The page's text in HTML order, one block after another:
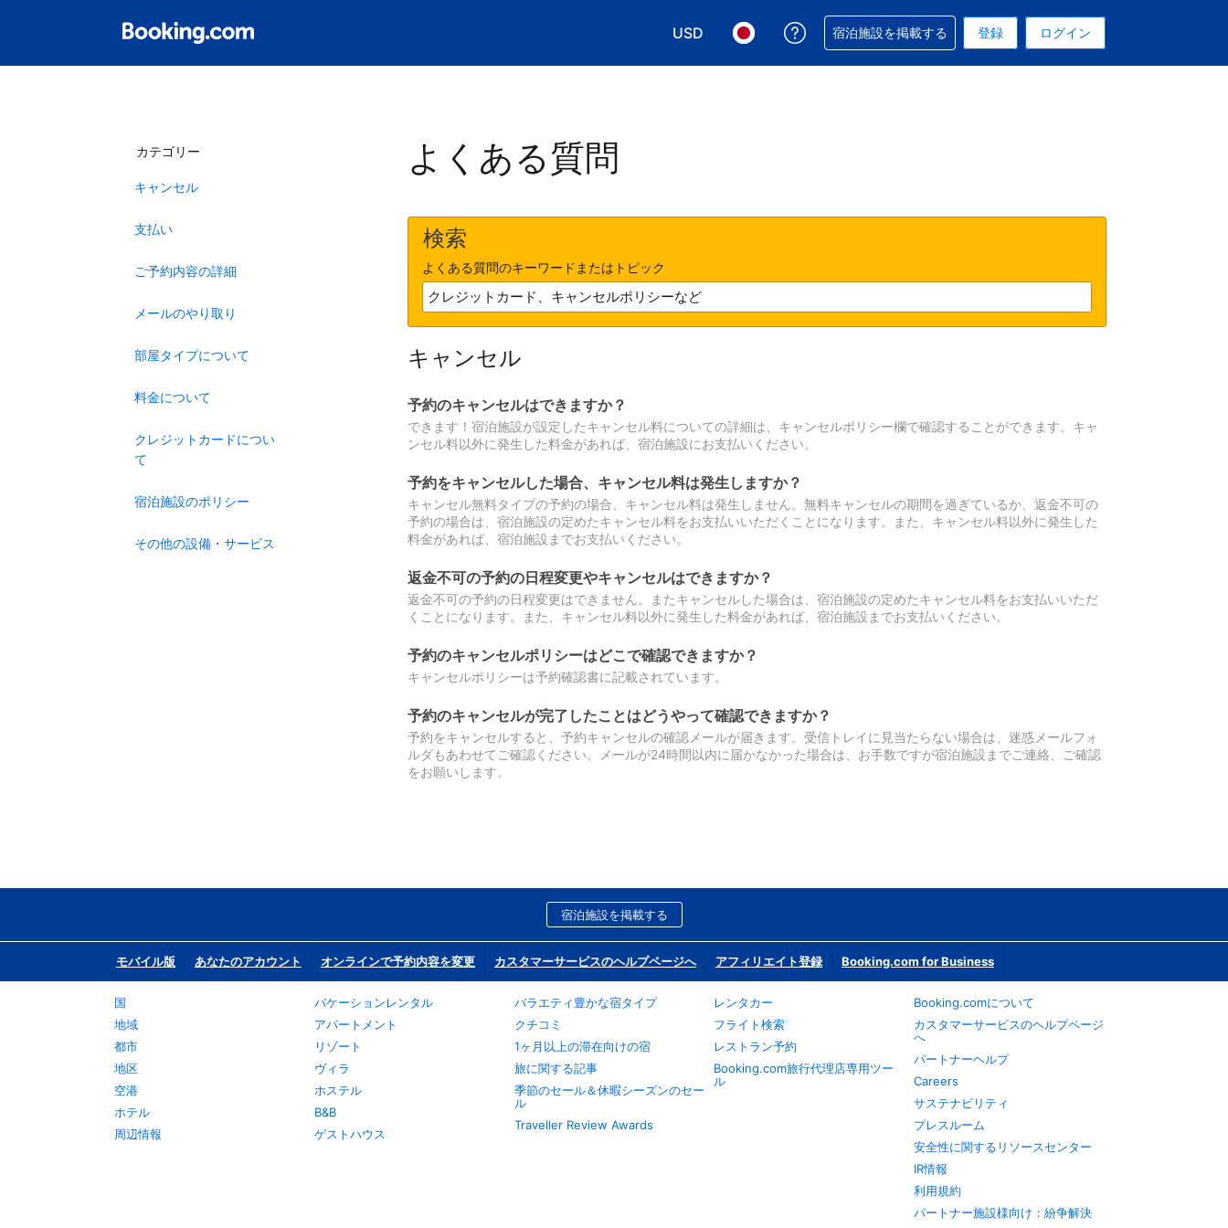
USD
表示通貨を選択. 現在選択中の表示通貨はUSドルです
言語を選択. 現在選択中の言語は日本語です
予約に関するサポートを受けられます
宿泊施設を掲載する 登録 ログイン
カテゴリー
キャンセル
支払い
ご予約内容の詳細
メールのやり取り
部屋タイプについて
料金について
クレジットカードについ
て
宿泊施設のポリシー
その他の設備・サービス
よくある質問
検索
よくある質問のキーワードまたはトピック
キャンセル
予約のキャンセルはできますか？
できます！宿泊施設が設定したキャンセル料についての詳細は、キャンセルポリシー欄で確認することができます。キャ
ンセル料以外に発生した料金があれば、宿泊施設にお支払いください。
予約をキャンセルした場合、キャンセル料は発生しますか？
キャンセル無料タイプの予約の場合、キャンセル料は発生しません。無料キャンセルの期間を過ぎているか、返金不可の
予約の場合は、宿泊施設の定めたキャンセル料をお支払いいただくことになります。また、キャンセル料以外に発生した
料金があれば、宿泊施設までお支払いください。
返金不可の予約の日程変更やキャンセルはできますか？
返金不可の予約の日程変更はできません。またキャンセルした場合は、宿泊施設の定めたキャンセル料をお支払いいただ
くことになります。また、キャンセル料以外に発生した料金があれば、宿泊施設までお支払いください。
予約のキャンセルポリシーはどこで確認できますか？
キャンセルポリシーは予約確認書に記載されています。
予約のキャンセルが完了したことはどうやって確認できますか？
予約をキャンセルすると、予約キャンセルの確認メールが届きます。受信トレイに見当たらない場合は、迷惑メールフォ
ルダもあわせてご確認ください。メールが24時間以内に届かなかった場合は、お手数ですが宿泊施設までご連絡、ご確認
をお願いします。
宿泊施設を掲載する
モバイル版 あなたのアカウント オンラインで予約内容を変更 カスタマーサービスのヘルプページへ アフィリエイト登録 Booking.com for Business
国
地域
都市
地区
空港
ホテル
周辺情報
バケーションレンタル
アパートメント
リゾート
ヴィラ
ホステル
B&B
ゲストハウス
バラエティ豊かな宿タイプ
クチコミ
1ヶ月以上の滞在向けの宿
旅に関する記事
季節のセール＆休暇シーズンのセー
ル
Traveller Review Awards
レンタカー
フライト検索
レストラン予約
Booking.com旅行代理店専用ツー
ル
Booking.comについて
カスタマーサービスのヘルプページ
へ
パートナーヘルプ
Careers
サステナビリティ
プレスルーム
安全性に関するリソースセンター
IR情報
利用規約
パートナー施設様向け：紛争解決